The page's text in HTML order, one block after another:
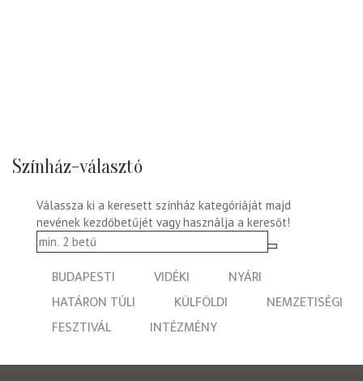
Színház-választó
Válassza ki a keresett színház kategóriáját majd
nevének kezdőbetűjét vagy használja a keresőt!
BUDAPESTI VIDÉKI
NYÁRI
HATÁRON TÚLI
KÜLFÖLDI
NEMZETISÉGI
FESZTIVÁL
INTÉZMÉNY